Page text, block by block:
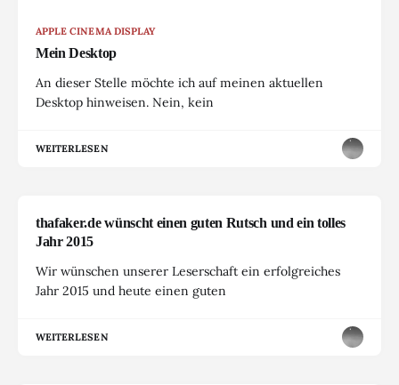
APPLE CINEMA DISPLAY
Mein Desktop
An dieser Stelle möchte ich auf meinen aktuellen
Desktop hinweisen. Nein, kein
WEITERLESEN
thafaker.de wünscht einen guten Rutsch und ein tolles
Jahr 2015
Wir wünschen unserer Leserschaft ein erfolgreiches
Jahr 2015 und heute einen guten
WEITERLESEN